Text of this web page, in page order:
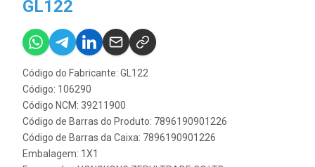
GL122
Código do Fabricante: GL122
Código: 106290
Código NCM: 39211900
Código de Barras do Produto: 7896190901226
Código de Barras da Caixa: 7896190901226
Embalagem: 1X1